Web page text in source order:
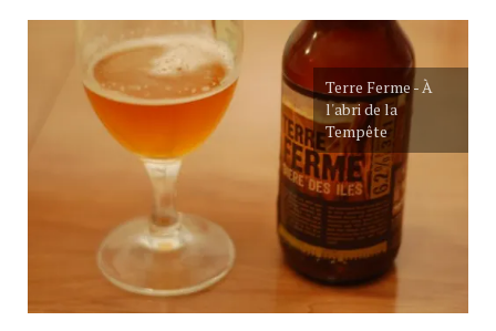
Terre Ferme - À
l'abri de la
Tempête